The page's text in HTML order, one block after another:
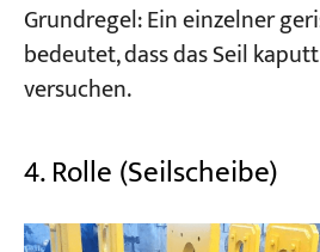
Grundregel: Ein einzelner
bedeutet, dass das Seil
versuchen.
4. Rolle (Seilscheibe)